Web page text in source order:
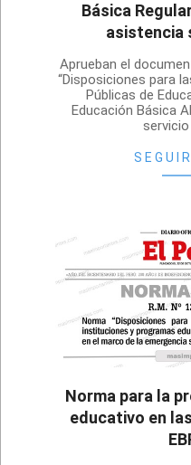
Básica
asistencia
03-
Aprueban el
“Disposiciones para
Públicas de
Educación Básica
Norma para la
educativo en